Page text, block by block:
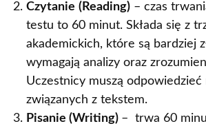
Czytanie (Reading) – czas
testu to 60 minut. Składa się z
akademickich, które są bardziej
wymagają analizy oraz
Uczestnicy muszą odpowiedzieć
związanych z tekstem.
Pisanie (Writing) – trwa 60